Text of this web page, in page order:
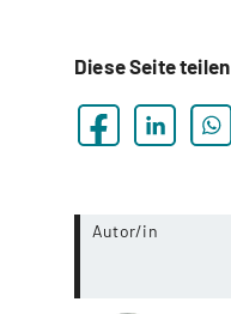
Diese Seite teilen
Autor/in